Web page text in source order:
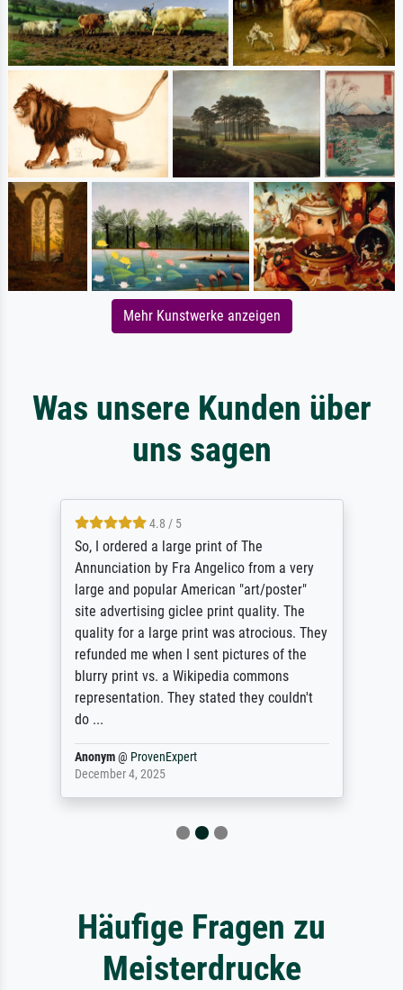
Mehr Kunstwerke anzeigen
Was unsere Kunden über
uns sagen
4.8 / 5
So, I ordered a large print of The
Annunciation by Fra Angelico from a very
large and popular American "art/poster"
site advertising giclee print quality. The
quality for a large print was atrocious. They
refunded me when I sent pictures of the
blurry print vs. a Wikipedia commons
representation. They stated they couldn't
do ...
Anonym@ ProvenExpert
December 4, 2025
Häufige Fragen zu
Meisterdrucke